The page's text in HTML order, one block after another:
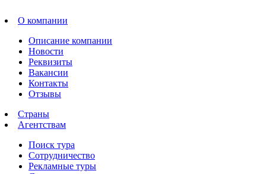
О компании
Описание компании
Новости
Реквизиты
Вакансии
Контакты
Отзывы
Страны
Агентствам
Поиск тура
Сотрудничество
Рекламные туры